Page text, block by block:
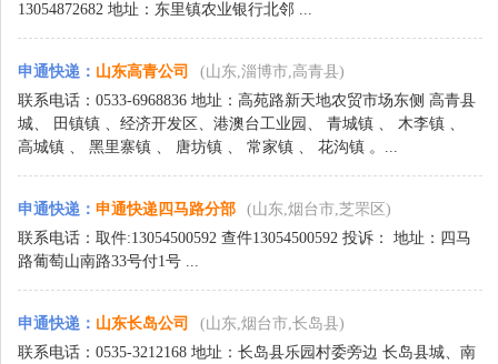
13054872682 地址：东里镇农业银行北邻 ...
申通快递 ： 山东高青公司
(山东,淄博市,高青县)
联系电话：0533-6968836 地址：高苑路新天地农贸市场东侧 高青县
城、 田镇镇 、经济开发区、港澳台工业园、 青城镇 、 木李镇 、
高城镇 、 黑里寨镇 、 唐坊镇 、 常家镇 、 花沟镇 。...
申通快递 ： 申通快递四马路分部
(山东,烟台市,芝罘区)
联系电话：取件:13054500592 查件13054500592 投诉： 地址：四马
路葡萄山南路33号付1号 ...
申通快递 ： 山东长岛公司
(山东,烟台市,长岛县)
联系电话：0535-3212168 地址：长岛县乐园村委旁边 长岛县城、南